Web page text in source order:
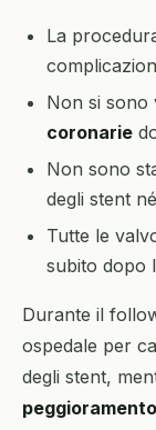
La
Non si sono
coronarie
Non sono
degli stent
Tutte le
subito dopo
Durante il
ospedale per
degli stent,